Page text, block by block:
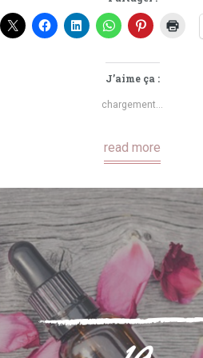
J’aime ça :
chargement…
read more